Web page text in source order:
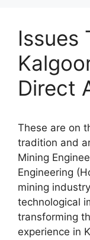
Issues
Direct
These are on
tradition and
Mining
Engineering
mining
technological
transforming
experience in